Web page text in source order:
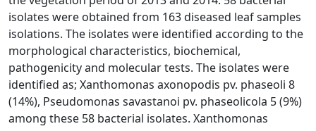
isolates were obtained from 163 diseased leaf samples
isolations. The isolates were identified according to the
morphological characteristics, biochemical,
pathogenicity and molecular tests. The isolates were
identified as; Xanthomonas axonopodis pv. phaseoli 8
(14%), Pseudomonas savastanoi pv. phaseolicola 5 (9%)
among these 58 bacterial isolates. Xanthomonas